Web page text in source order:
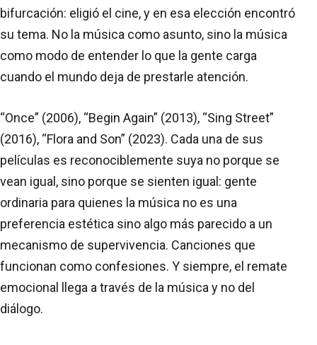
bifurcación: eligió el cine, y en esa elección encontró
su tema. No la música como asunto, sino la música
como modo de entender lo que la gente carga
cuando el mundo deja de prestarle atención.
“Once” (2006), “Begin Again” (2013), “Sing Street”
(2016), “Flora and Son” (2023). Cada una de sus
películas es reconociblemente suya no porque se
vean igual, sino porque se sienten igual: gente
ordinaria para quienes la música no es una
preferencia estética sino algo más parecido a un
mecanismo de supervivencia. Canciones que
funcionan como confesiones. Y siempre, el remate
emocional llega a través de la música y no del
diálogo.